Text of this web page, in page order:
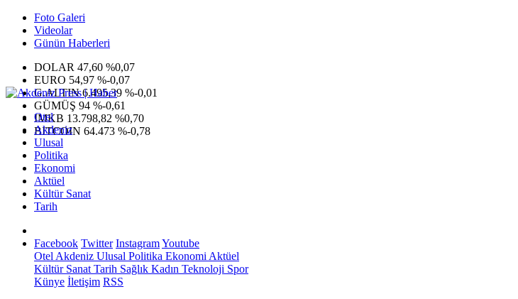
Foto Galeri
Videolar
Günün Haberleri
DOLAR 47,60 %0,07
EURO 54,97 %-0,07
G.ALTIN6.495,39 %-0,01
GÜMÜŞ 94 %-0,61
IMKB 13.798,82 %0,70
BITCOIN 64.473 %-0,78
Otel
Akdeniz
Ulusal
Politika
Ekonomi
Aktüel
Kültür Sanat
Tarih
Facebook Twitter InstagramYoutube
Otel Akdeniz Ulusal Politika Ekonomi Aktüel
Kültür Sanat Tarih Sağlık Kadın Teknoloji Spor
Künye İletişim RSS